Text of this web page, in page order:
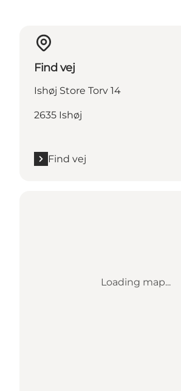
Find vej
Ishøj Store Torv 14
2635 Ishøj
Find vej
Loading map...